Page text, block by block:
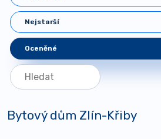
Nejstarší
Oceněné
Bytový dům Zlín-Křiby